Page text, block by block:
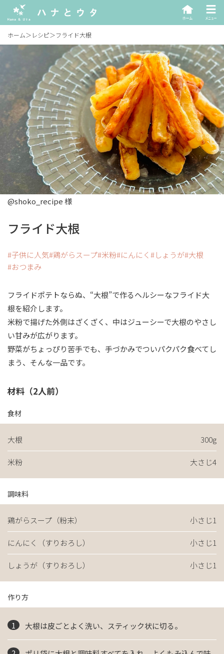
ホーム＞ レシピ＞フライド大根
@shoko_recipe 様
フライド大根
子供に人気 鶏がらスープ 米粉 にんにく しょうが 大根
おつまみ
フライドポテトならぬ、“大根”で作るヘルシーなフライド大
根を紹介します。
米粉で揚げた外側はざくざく、中はジューシーで大根のやさし
い甘みが広がります。
野菜がちょっぴり苦手でも、手づかみでついパクパク食べてし
まう、そんな一品です。
材料（2人前）
食材
大根 300g
米粉 大さじ4
調味料
鶏がらスープ（粉末） 小さじ1
にんにく（すりおろし） 小さじ1
しょうが（すりおろし） 小さじ1
作り方
大根は皮ごとよく洗い、スティック状に切る。